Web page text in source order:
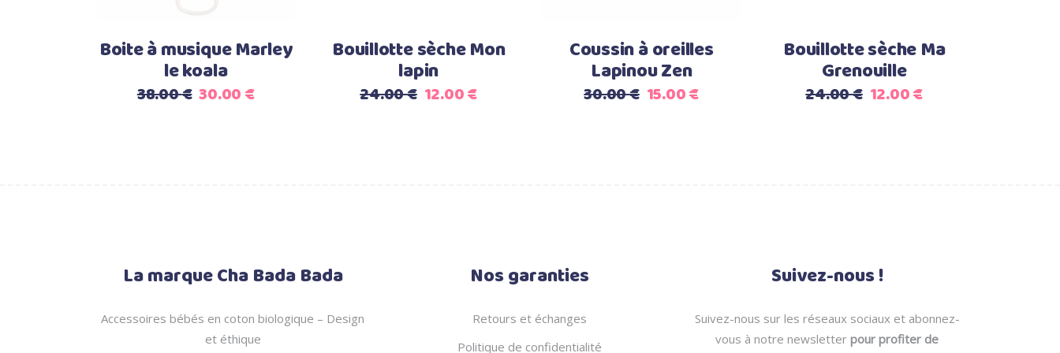
Boite à musique Marley
le koala
38.00€ Le
30.00€Le
Bouillotte sèche Mon
lapin
24.00€ Le
12.00€Le
Coussin à oreilles
Lapinou Zen
30.00€ Le
15.00€Le
Bouillotte sèche Ma
Grenouille
24.00€ Le
12.00€Le
La marque Cha Bada Bada
Accessoires bébés en coton biologique – Design
et éthique
Nos garanties
Retours et échanges
Politique de confidentialité
Suivez-nous !
Suivez-nous sur les réseaux sociaux et abonnez-
vous à notre newsletterpour profiter de